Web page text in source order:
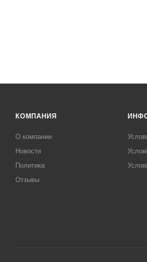
КОМПАНИЯ
О компании
Новости
Политика
Отзывы